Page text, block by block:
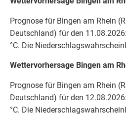
Prognose für Bingen am Rhein
Deutschland) für den
°C. Die
Wettervorhersage Bingen am
Prognose für Bingen am Rhein
Deutschland) für den
°C. Die